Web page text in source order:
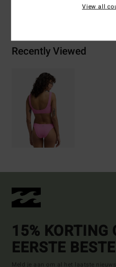
Bezorging & Retour
Recently Viewed
15% KORTING
EERSTE
Meld je aan om al het laatste
View all